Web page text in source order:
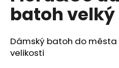
5,0
hvězdiček.
batoh
Dámský batoh do
velikosti
HLEDAT